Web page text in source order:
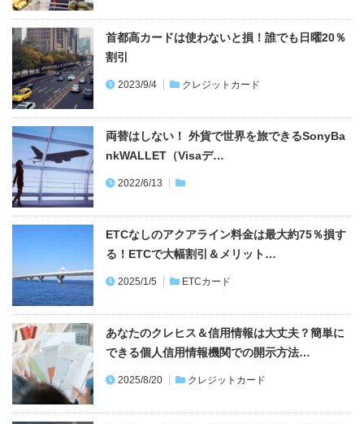
首都高カードは使わないと損！誰でも日曜20％
割引
2023/9/4 クレジットカード
両替はしない！ 外貨で世界を旅できるSonyBa
nkWALLET（Visaデ…
2022/6/13
ETCなしのアクアライン料金は最大約75％損す
る！ETCで大幅割引＆メリット…
2025/1/5 ETCカード
あなたのクレヒス＆信用情報は大丈夫？簡単に
できる個人信用情報機関での開示方法…
2025/8/20 クレジットカード